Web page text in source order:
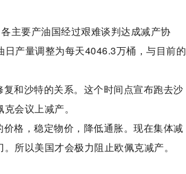
主要产油国经过艰难谈判达成减产协
产量调整为每天4046.3万桶，与目前的
和沙特的关系。这个时间点宣布跑去沙
会议上减产。
格，稳定物价，降低通胀。现在集体减
所以美国才会极力阻止欧佩克减产。